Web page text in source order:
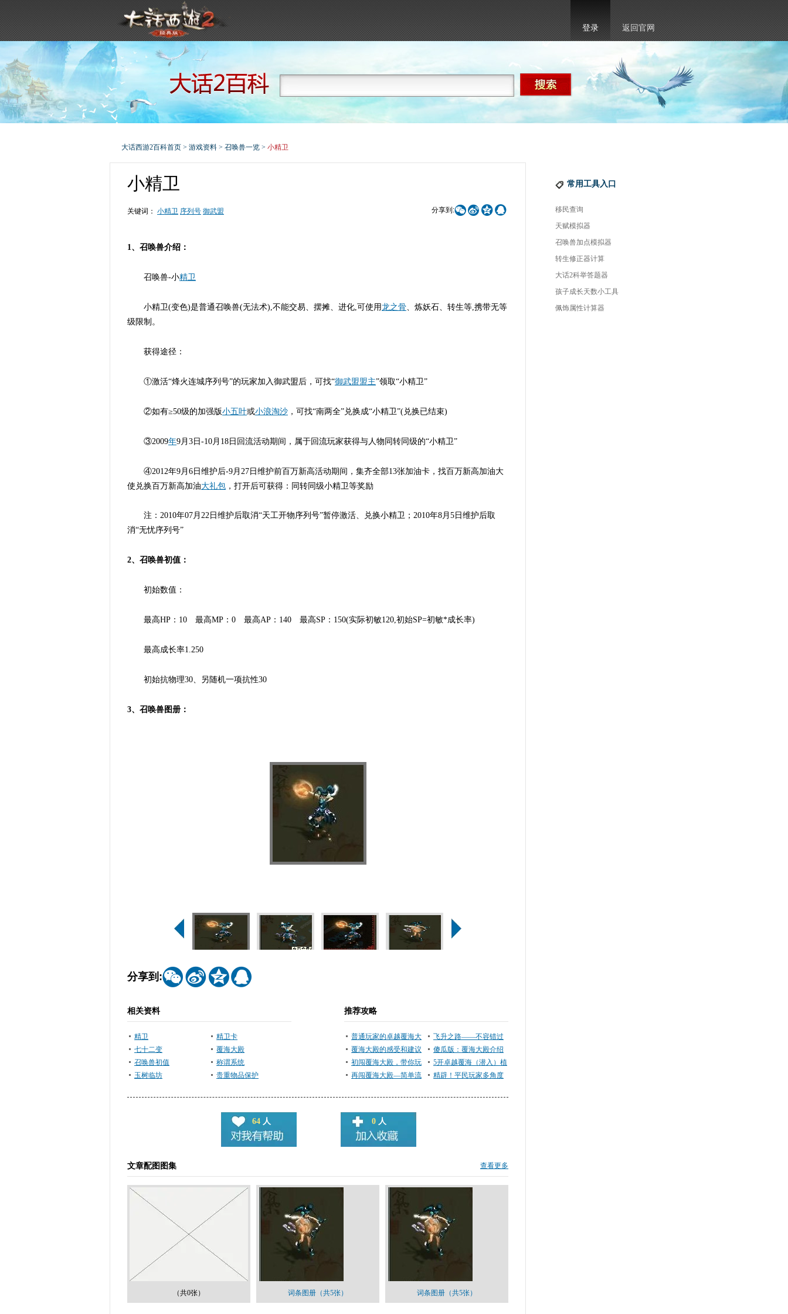
登录 返回官网
大话西游2百科首页 > 游戏资料 > 召唤兽一览 > 小精卫
小精卫
分享到: 
关键词： 小精卫 序列号 御武盟
1、召唤兽介绍：
召唤兽-小精卫
小精卫(变色)是普通召唤兽(无法术),不能交易、摆摊、进化,可使用龙之骨、炼妖石、转生等,携带无等
级限制。
获得途径：
①激活“烽火连城序列号”的玩家加入御武盟后，可找“御武盟盟主”领取“小精卫”
②如有≥50级的加强版小五叶或小浪淘沙 ，可找“南两全”兑换成“小精卫”(兑换已结束)
③2009年9月3日-10月18日回流活动期间，属于回流玩家获得与人物同转同级的“小精卫”
④2012年9月6日维护后-9月27日维护前百万新高活动期间，集齐全部13张加油卡，找百万新高加油大
使兑换百万新高加油大礼包 ，打开后可获得：同转同级小精卫等奖励
注：2010年07月22日维护后取消“天工开物序列号”暂停激活、兑换小精卫；2010年8月5日维护后取
消“无忧序列号”
2、召唤兽初值：
初始数值：
最高HP：10 最高MP：0 最高AP：140 最高SP：150(实际初敏120,初始SP=初敏*成长率)
最高成长率1.250
初始抗物理30、另随机一项抗性30
3、召唤兽图册：
分享到:
相关资料
精卫
精卫卡
七十二变
覆海大殿
召唤兽初值
称谓系统
玉树临坊
贵重物品保护
推荐攻略
普通玩家的卓越覆海大
殿杀法
飞升之路——不容错过
的域外风情！
覆海大殿的感受和建议
傻瓜版：覆海大殿介绍
以及详细攻略
初闯覆海大殿，带你玩
转新副本！
5开卓越覆海（潜入）植
物人玩家大型攻略
再闯覆海大殿—简单流
精辟！平民玩家多角度
64 人 0 人
文章配图图集 查看更多
（共0张） 词条图册（共5张） 词条图册（共5张）
常用工具入口
移民查询
天赋模拟器
召唤兽加点模拟器
转生修正器计算
大话2科举答题器
孩子成长天数小工具
佩饰属性计算器